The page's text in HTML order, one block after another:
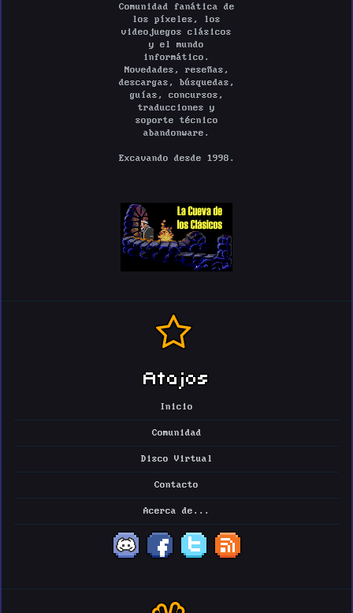
Comunidad fanática de
los píxeles, los
videojuegos clásicos
y el mundo
informático.
Novedades, reseñas,
descargas, búsquedas,
guías, concursos,
traducciones y
soporte técnico
abandonware.
Excavando desde 1998.
Atajos
Inicio
Comunidad
Disco Virtual
Contacto
Acerca de...